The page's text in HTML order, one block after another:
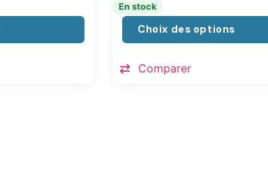
En stock
Choix des options
Comparer